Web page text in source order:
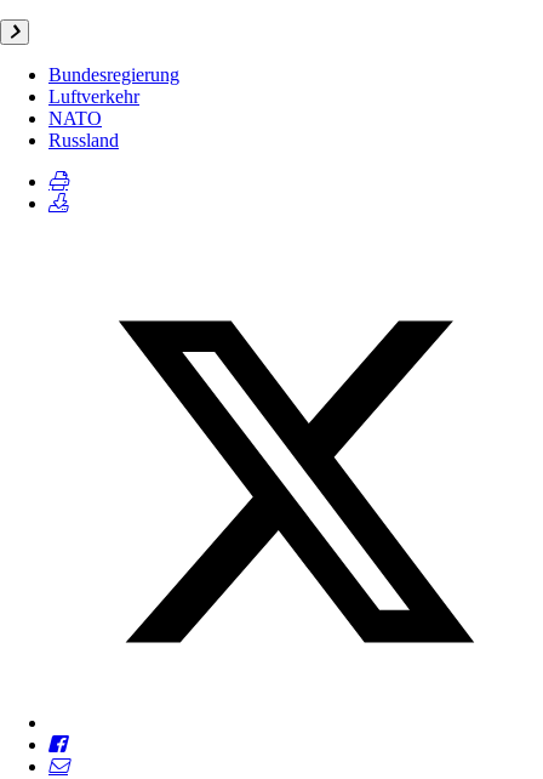
Bundesregierung
Luftverkehr
NATO
Russland